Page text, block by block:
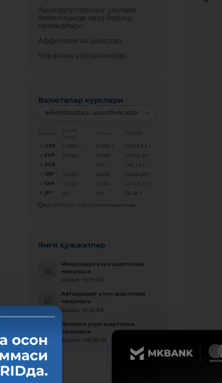
Акциядорларнинг умумий
йиғилишида овоз бериш
натижалари
Аффилланган шахслар
Чораклик кўрсаткичлар
Валюталар курслари
айирбошлаш шохобчасида
Валюта
Сотиб
олиш
Сотиш
Ўзб МБ
USD
11880 11965
11915.64
EUR
13000 14000
13749.46
RUB
147
146.19
GBP
15600 16600
16034.88
CHF
14200 15200
14719.75
JPY
50 100 75.48
Курс 06.08.2026 11:00:00 ҳолатига амал қилади
Янги ҳужжатлар
Микроқарз учун шартнома
намунаси
Ҳажми: 98.50 KB
Автокредит учун шартнома
намунаси
Ҳажми: 93.00 KB
Ипотека учун шартнома
намунаси
Ҳажми: 148.00 KB